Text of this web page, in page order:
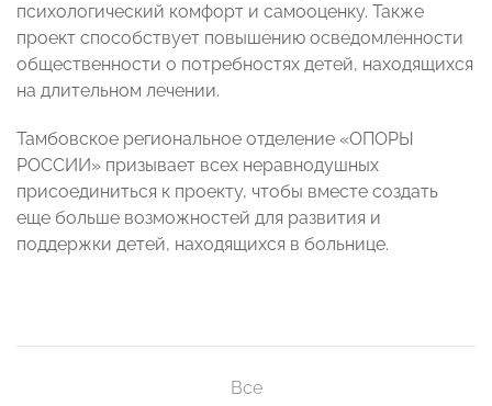
психологический комфорт и самооценку. Также
проект способствует повышению осведомленности
общественности о потребностях детей, находящихся
на длительном лечении.
Тамбовское региональное отделение «ОПОРЫ
РОССИИ» призывает всех неравнодушных
присоединиться к проекту, чтобы вместе создать
еще больше возможностей для развития и
поддержки детей, находящихся в больнице.
Все